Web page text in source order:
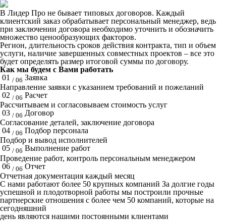
В Лидер Про не бывает типовых договоров. Каждый
клиентский заказ обрабатывает персональный менеджер, ведь
при заключении договора необходимо уточнить и обозначить
множество ценообразующих факторов.
Регион, длительность сроков действия контракта, тип и объем
услуги, наличие завершенных совместных проектов – все это
будет определять размер итоговой суммы по договору.
Как мы будем с Вами работать
01 / 06 Заявка
Направление заявки с указанием требований и пожеланий
02 / 06 Расчет
Рассчитываем и согласовываем стоимость услуг
03 / 06 Договор
Согласование деталей, заключение договора
04 / 06 Подбор персонала
Подбор и вывод исполнителей
05 / 06 Выполнение работ
Проведение работ, контроль персональным менеджером
06 / 06 Отчет
Отчетная документация каждый месяц
C нами работают более 50 крупных компаний За долгие годы
успешной и плодотворной работы мы построили прочные
партнерские отношения с более чем 50 компаний, которые на
сегодняшний
день являются нашими постоянными клиентами